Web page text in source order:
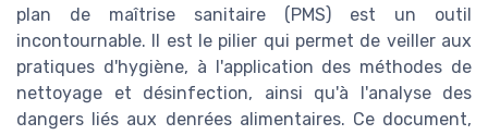
plan de maîtrise sanitaire (PMS) est un outil
incontournable. Il est le pilier qui permet de veiller aux
pratiques d'hygiène, à l'application des méthodes de
nettoyage et désinfection, ainsi qu'à l'analyse des
dangers liés aux denrées alimentaires. Ce document,